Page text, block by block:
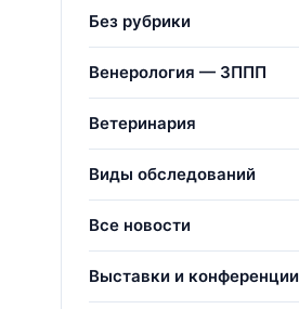
Без рубрики
Венерология — ЗППП
Ветеринария
Виды обследований
Все новости
Выставки и конференции